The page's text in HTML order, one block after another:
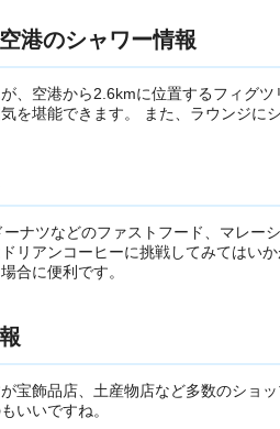
港のシャワー情報
、空港から2.6kmに位置するフィグ
を堪能できます。 また、ラウンジに
ナツなどのファストフード、マレー
リアンコーヒーに挑戦してみてはい
合に便利です。
宝飾品店、土産物店など多数のショ
いいですね。